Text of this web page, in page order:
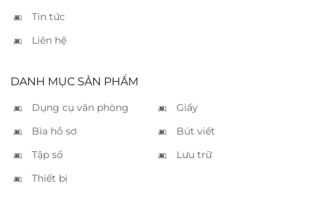
Tin tức
Liên hệ
DANH MỤC SẢN PHẨM
Dụng cụ văn phòng
Giấy
Bìa hồ sơ
Bút viết
Tập sổ
Lưu trữ
Thiết bị